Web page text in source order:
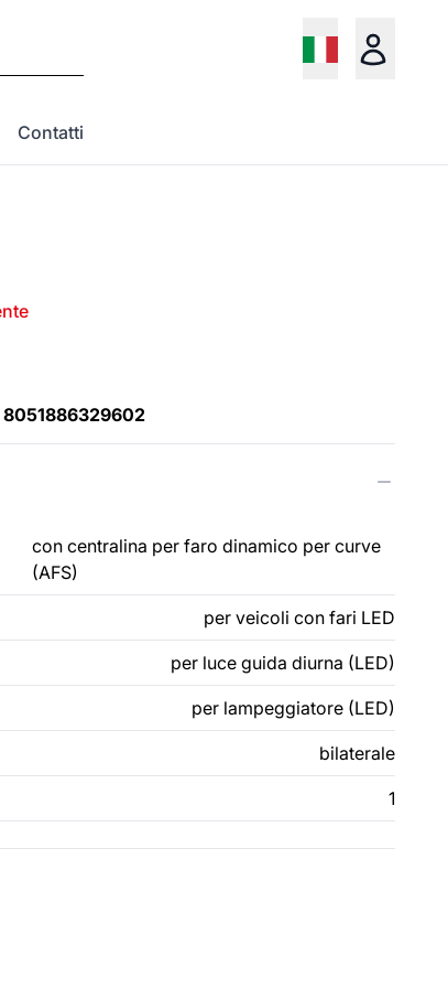
Contatti
8051886329602
con centralina per faro dinamico per curve
(AFS)
per veicoli con fari LED
per luce guida diurna (LED)
per lampeggiatore (LED)
bilaterale
1